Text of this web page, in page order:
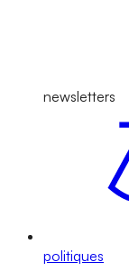
newsletters
politiques